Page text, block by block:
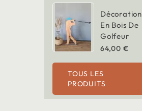
Décoration
En Bois De
Golfeur
64,00 €
TOUS LES
PRODUITS